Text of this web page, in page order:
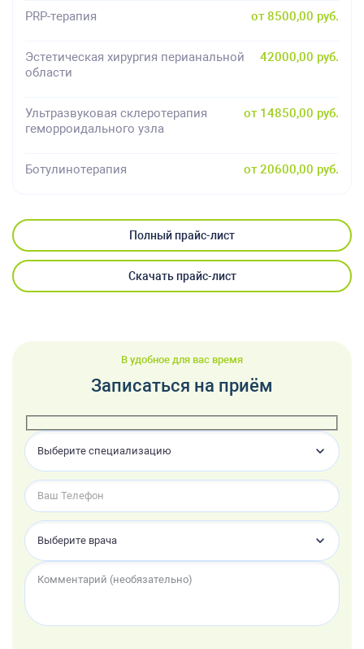
PRP-терапия от 8500,00 руб.
Эстетическая хирургия перианальной
области
42000,00 руб.
Ультразвуковая склеротерапия
геморроидального узла
от 14850,00 руб.
Ботулинотерапия от 20600,00 руб.
Полный прайс-лист
Скачать прайс-лист
В удобное для вас время
Записаться на приём
Выберите специализацию
Выберите врача